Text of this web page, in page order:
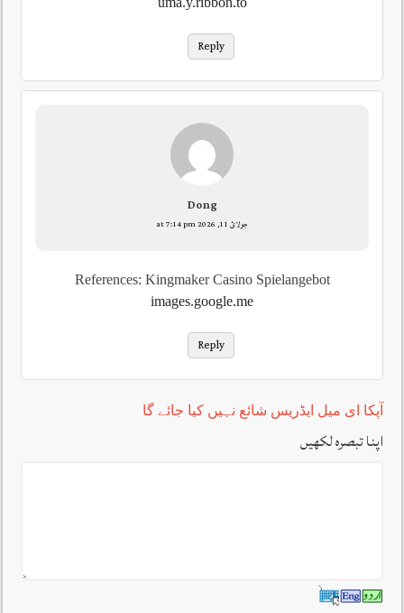
Reply
Dong
جولائ 11, 2026 at 7:14 pm
References: Kingmaker Casino Spielangebot
images.google.me
Reply
آپکا ای میل ایڈریس شائع نہیں کیا جائے گا
اپنا تبصرہ لکھیں